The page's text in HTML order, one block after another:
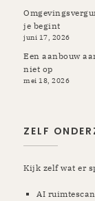
je begint
juni 17, 2026
Een aanbouw
niet op
mei 18, 2026
ZELF
Kijk zelf wat er
AI ruimtescan